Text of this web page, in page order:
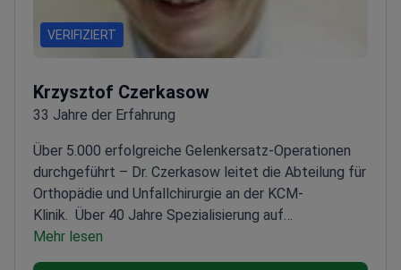
VERIFIZIERT
Krzysztof Czerkasow
33 Jahre der Erfahrung
Über 5.000 erfolgreiche Gelenkersatz-Operationen
durchgeführt – Dr. Czerkasow leitet die Abteilung für
Orthopädie und Unfallchirurgie an der KCM-
Klinik. Über 40 Jahre Spezialisierung auf
Sportmedizin und Rehabilitation
Ausbildung in fortgeschrittenen prothetischen
Mehr lesen